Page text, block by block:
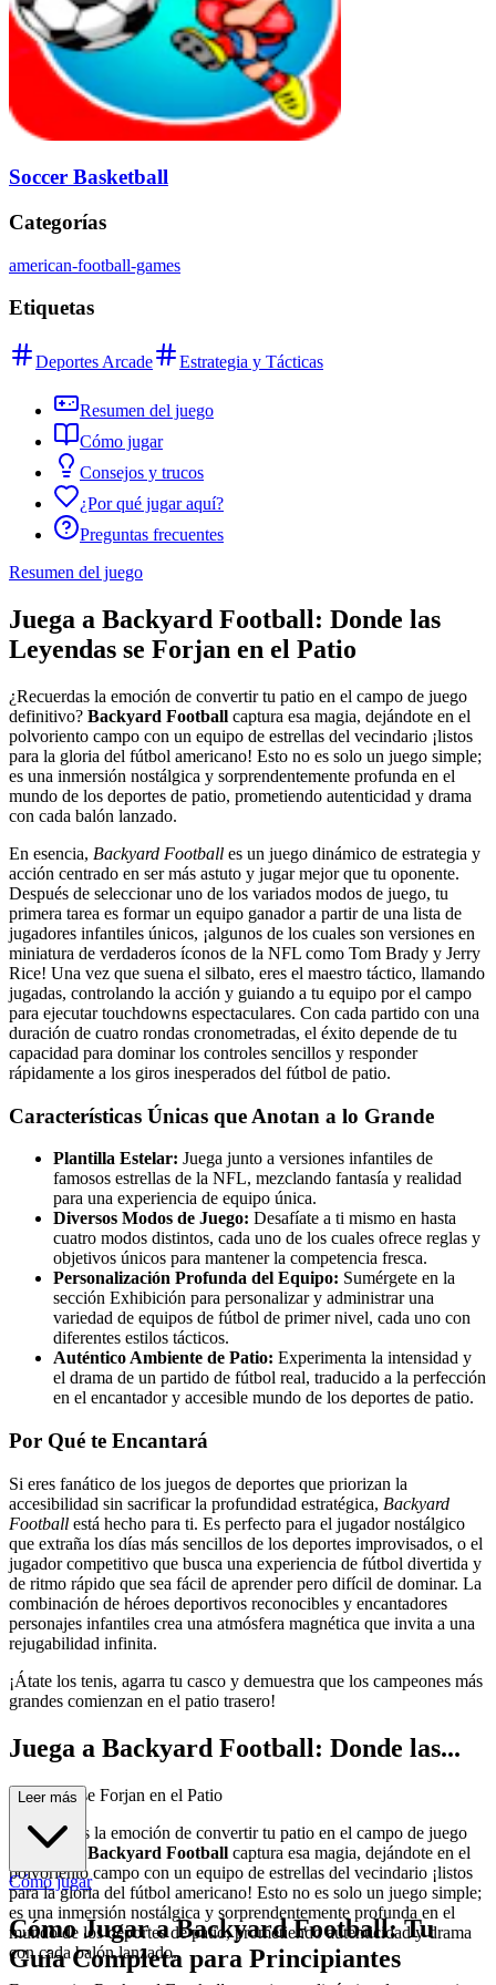
Soccer Basketball
Categorías
american-football-games
Etiquetas
Deportes Arcade Estrategia y Tácticas
Resumen del juego
Cómo jugar
Consejos y trucos
¿Por qué jugar aquí?
Preguntas frecuentes
Resumen del juego
Juega a Backyard Football: Donde las
Leyendas se Forjan en el Patio
¿Recuerdas la emoción de convertir tu patio en el campo de juego
definitivo? Backyard Football captura esa magia, dejándote en el
polvoriento campo con un equipo de estrellas del vecindario ¡listos
para la gloria del fútbol americano! Esto no es solo un juego simple;
es una inmersión nostálgica y sorprendentemente profunda en el
mundo de los deportes de patio, prometiendo autenticidad y drama
con cada balón lanzado.
En esencia, Backyard Football es un juego dinámico de estrategia y
acción centrado en ser más astuto y jugar mejor que tu oponente.
Después de seleccionar uno de los variados modos de juego, tu
primera tarea es formar un equipo ganador a partir de una lista de
jugadores infantiles únicos, ¡algunos de los cuales son versiones en
miniatura de verdaderos íconos de la NFL como Tom Brady y Jerry
Rice! Una vez que suena el silbato, eres el maestro táctico, llamando
jugadas, controlando la acción y guiando a tu equipo por el campo
para ejecutar touchdowns espectaculares. Con cada partido con una
duración de cuatro rondas cronometradas, el éxito depende de tu
capacidad para dominar los controles sencillos y responder
rápidamente a los giros inesperados del fútbol de patio.
Características Únicas que Anotan a lo Grande
Plantilla Estelar: Juega junto a versiones infantiles de
famosos estrellas de la NFL, mezclando fantasía y realidad
para una experiencia de equipo única.
Diversos Modos de Juego: Desafíate a ti mismo en hasta
cuatro modos distintos, cada uno de los cuales ofrece reglas y
objetivos únicos para mantener la competencia fresca.
Personalización Profunda del Equipo: Sumérgete en la
sección Exhibición para personalizar y administrar una
variedad de equipos de fútbol de primer nivel, cada uno con
diferentes estilos tácticos.
Auténtico Ambiente de Patio: Experimenta la intensidad y
el drama de un partido de fútbol real, traducido a la perfección
en el encantador y accesible mundo de los deportes de patio.
Por Qué te Encantará
Si eres fanático de los juegos de deportes que priorizan la
accesibilidad sin sacrificar la profundidad estratégica, Backyard
Football está hecho para ti. Es perfecto para el jugador nostálgico
que extraña los días más sencillos de los deportes improvisados, o el
jugador competitivo que busca una experiencia de fútbol divertida y
de ritmo rápido que sea fácil de aprender pero difícil de dominar. La
combinación de héroes deportivos reconocibles y encantadores
personajes infantiles crea una atmósfera magnética que invita a una
rejugabilidad infinita.
¡Átate los tenis, agarra tu casco y demuestra que los campeones más
grandes comienzan en el patio trasero!
Juega a Backyard Football: Donde las...
Leyendas se Forjan en el Patio
¿Recuerdas la emoción de convertir tu patio en el campo de juego
definitivo? Backyard Football captura esa magia, dejándote en el
polvoriento campo con un equipo de estrellas del vecindario ¡listos
para la gloria del fútbol americano! Esto no es solo un juego simple;
es una inmersión nostálgica y sorprendentemente profunda en el
mundo de los deportes de patio, prometiendo autenticidad y drama
con cada balón lanzado.
Leer más
Cómo jugar
Cómo Jugar a Backyard Football: Tu
Guía Completa para Principiantes